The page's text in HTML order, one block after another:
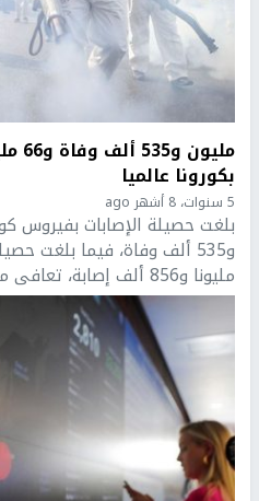
بكورونا عالميا
5 سنوات، 8 أشهر ago
بلغت حصيلة الإصابات بفيروس
مليونا و856 ألف إصابة، تعافى منهم نحو 46 ...